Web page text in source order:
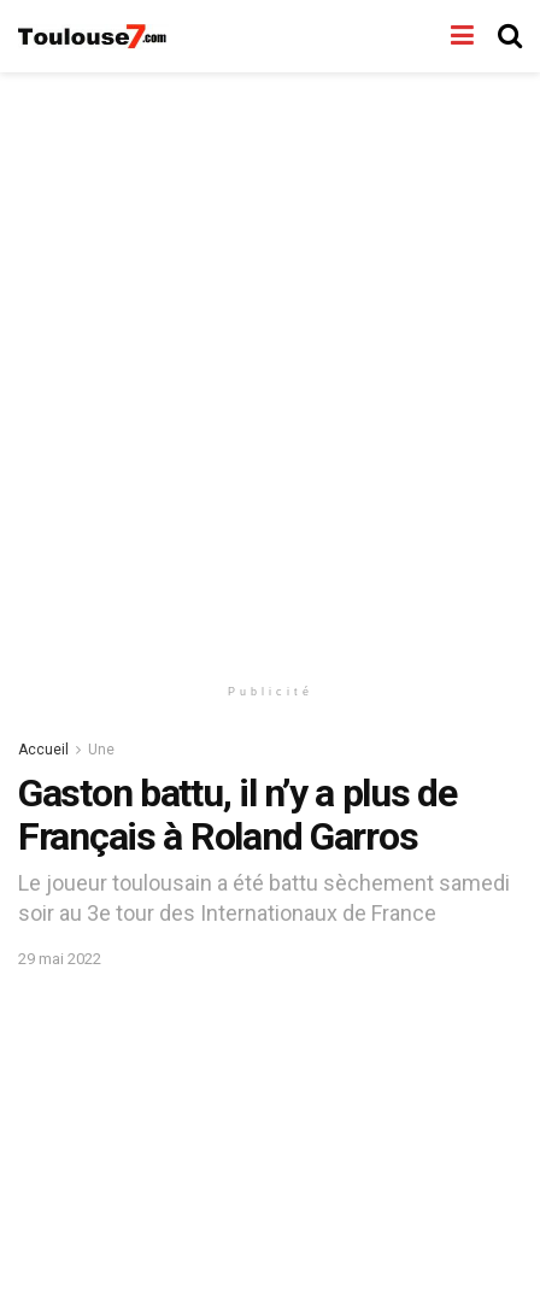
Publicité
Accueil Une
Gaston battu, il n’y a plus de
Français à Roland Garros
Le joueur toulousain a été battu sèchement samedi
soir au 3e tour des Internationaux de France
29 mai 2022